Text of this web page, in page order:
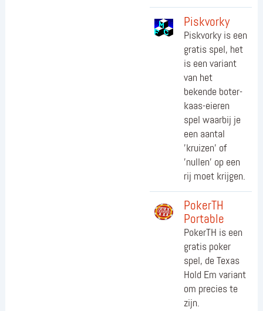
Piskvorky
Piskvorky is een
gratis spel, het
is een variant
van het
bekende boter-
kaas-eieren
spel waarbij je
een aantal
'kruizen' of
'nullen' op een
rij moet krijgen.
PokerTH
Portable
PokerTH is een
gratis poker
spel, de Texas
Hold Em variant
om precies te
zijn.